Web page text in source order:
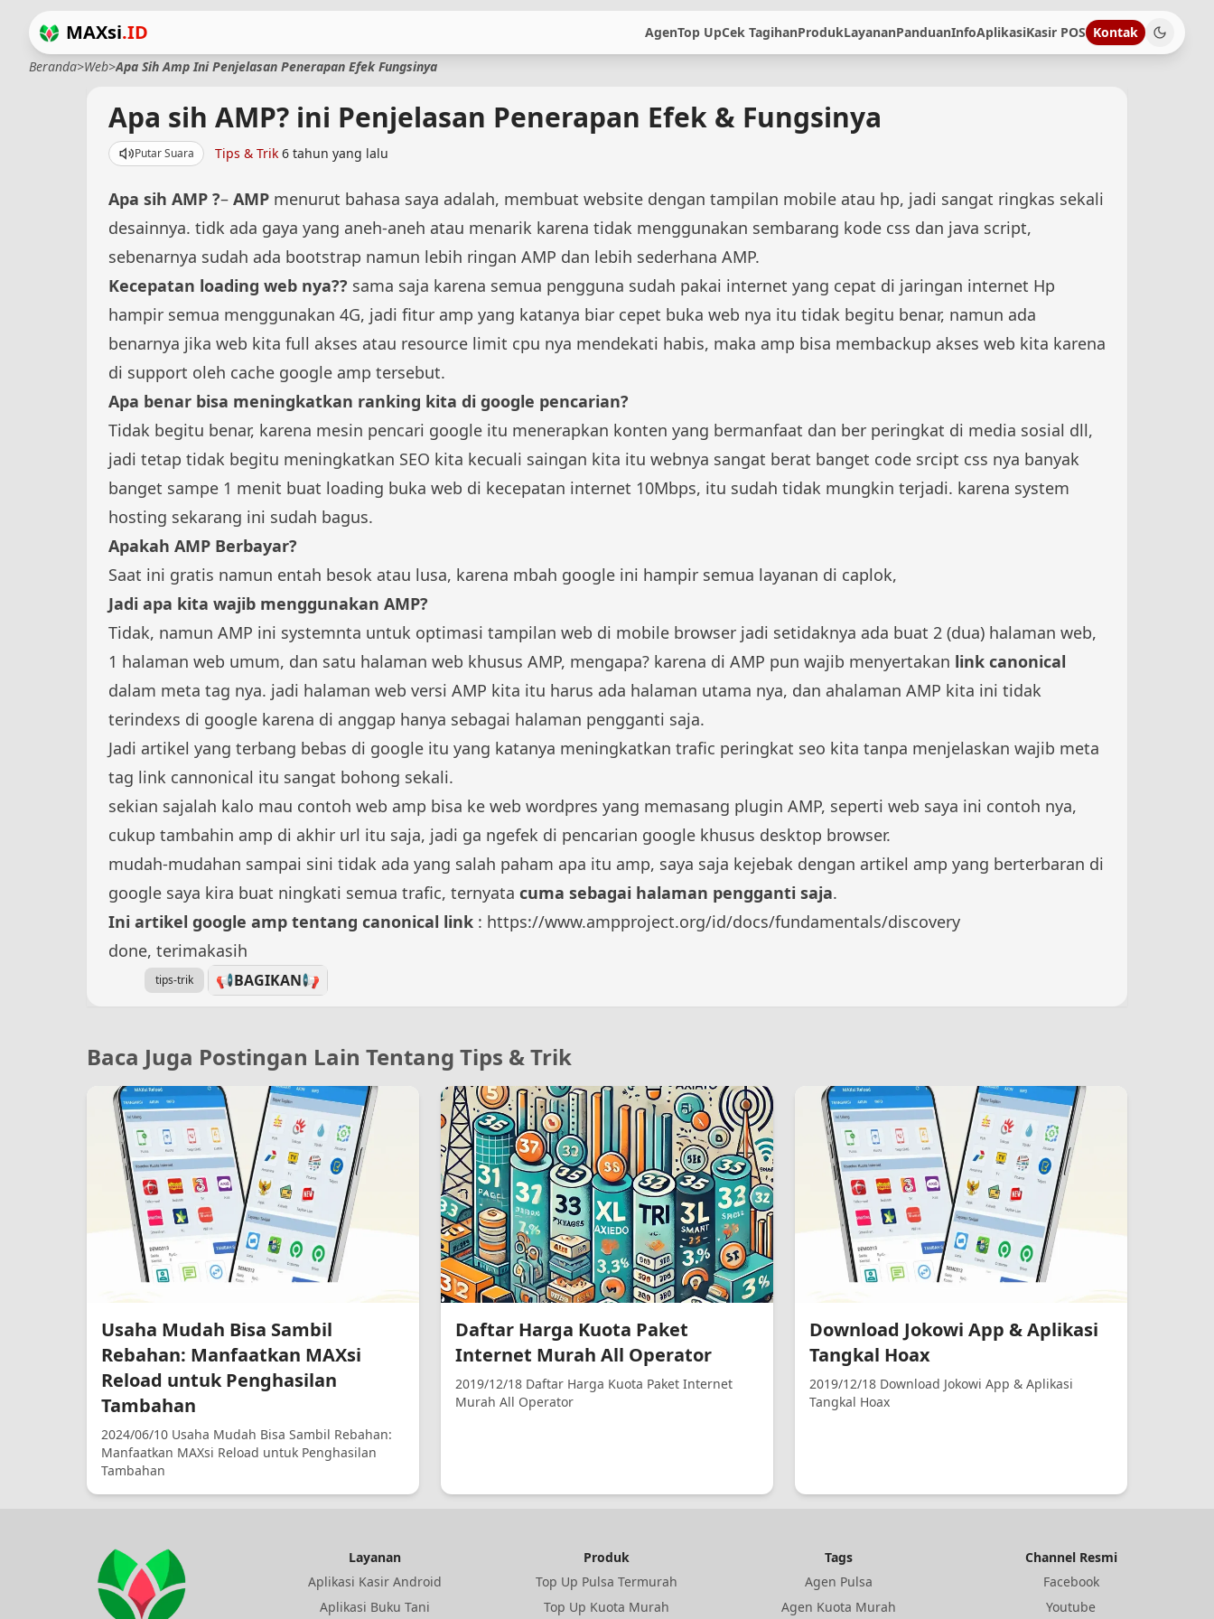
MAXsi.ID AgenTop UpCek TagihanProdukLayananPanduanInfoAplikasiKasir POS Kontak
Beranda>Web>Apa Sih Amp Ini Penjelasan Penerapan Efek Fungsinya
Apa sih AMP? ini Penjelasan Penerapan Efek & Fungsinya
Putar Suara Tips & Trik 6 tahun yang lalu
Apa sih AMP ?– AMP menurut bahasa saya adalah, membuat website dengan tampilan mobile atau hp, jadi sangat ringkas sekali
desainnya. tidk ada gaya yang aneh-aneh atau menarik karena tidak menggunakan sembarang kode css dan java script,
sebenarnya sudah ada bootstrap namun lebih ringan AMP dan lebih sederhana AMP.
Kecepatan loading web nya?? sama saja karena semua pengguna sudah pakai internet yang cepat di jaringan internet Hp
hampir semua menggunakan 4G, jadi fitur amp yang katanya biar cepet buka web nya itu tidak begitu benar, namun ada
benarnya jika web kita full akses atau resource limit cpu nya mendekati habis, maka amp bisa membackup akses web kita karena
di support oleh cache google amp tersebut.
Apa benar bisa meningkatkan ranking kita di google pencarian?
Tidak begitu benar, karena mesin pencari google itu menerapkan konten yang bermanfaat dan ber peringkat di media sosial dll,
jadi tetap tidak begitu meningkatkan SEO kita kecuali saingan kita itu webnya sangat berat banget code srcipt css nya banyak
banget sampe 1 menit buat loading buka web di kecepatan internet 10Mbps, itu sudah tidak mungkin terjadi. karena system
hosting sekarang ini sudah bagus.
Apakah AMP Berbayar?
Saat ini gratis namun entah besok atau lusa, karena mbah google ini hampir semua layanan di caplok,
Jadi apa kita wajib menggunakan AMP?
Tidak, namun AMP ini systemnta untuk optimasi tampilan web di mobile browser jadi setidaknya ada buat 2 (dua) halaman web,
1 halaman web umum, dan satu halaman web khusus AMP, mengapa? karena di AMP pun wajib menyertakan link canonical
dalam meta tag nya. jadi halaman web versi AMP kita itu harus ada halaman utama nya, dan ahalaman AMP kita ini tidak
terindexs di google karena di anggap hanya sebagai halaman pengganti saja.
Jadi artikel yang terbang bebas di google itu yang katanya meningkatkan trafic peringkat seo kita tanpa menjelaskan wajib meta
tag link cannonical itu sangat bohong sekali.
sekian sajalah kalo mau contoh web amp bisa ke web wordpres yang memasang plugin AMP, seperti web saya ini contoh nya,
cukup tambahin amp di akhir url itu saja, jadi ga ngefek di pencarian google khusus desktop browser.
mudah-mudahan sampai sini tidak ada yang salah paham apa itu amp, saya saja kejebak dengan artikel amp yang berterbaran di
google saya kira buat ningkati semua trafic, ternyata cuma sebagai halaman pengganti saja.
Ini artikel google amp tentang canonical link : https://www.ampproject.org/id/docs/fundamentals/discovery
done, terimakasih
tips-trik 📢BAGIKAN📢
Baca Juga Postingan Lain Tentang Tips & Trik
Usaha Mudah Bisa Sambil
Rebahan: Manfaatkan MAXsi
Reload untuk Penghasilan
Tambahan
2024/06/10 Usaha Mudah Bisa Sambil Rebahan:
Manfaatkan MAXsi Reload untuk Penghasilan
Tambahan
Daftar Harga Kuota Paket
Internet Murah All Operator
2019/12/18 Daftar Harga Kuota Paket Internet
Murah All Operator
Download Jokowi App & Aplikasi
Tangkal Hoax
2019/12/18 Download Jokowi App & Aplikasi
Tangkal Hoax
Layanan
Aplikasi Kasir Android
Aplikasi Buku Tani
Produk
Top Up Pulsa Termurah
Top Up Kuota Murah
Tags
Agen Pulsa
Agen Kuota Murah
Channel Resmi
Facebook
Youtube